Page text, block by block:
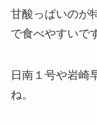
甘酸っぱいのが
で食べやすいで
日南１号や岩崎
ね。